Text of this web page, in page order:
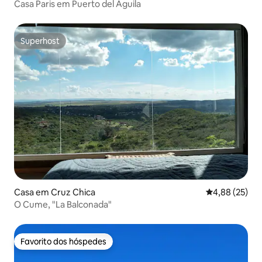
Casa Paris em Puerto del Águila
Superhost
Superhost
Casa em Cruz Chica Classificação
4,88 (25)
O Cume, "La Balconada"
Favorito dos hóspedes
Favorito dos hóspedes